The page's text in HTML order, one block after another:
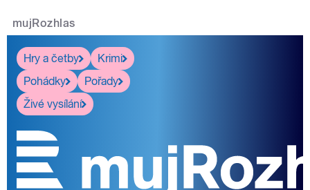
mujRozhlas
Hry a četby
Krimi
Pohádky
Pořady
Živé vysílání